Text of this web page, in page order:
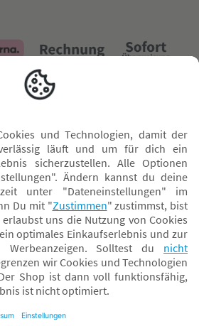
zzgl.Versandkosten. Der dargestellte Preis gilt -
Option - im BabyOne-Onlineshop oder bei
BabyOne-Franchise-Betrieb. Der für den
bei einem Verkauf durch unsere Franchise-
dar. Der Verkaufspreis der
Onlineshop abweichen. Angaben zu